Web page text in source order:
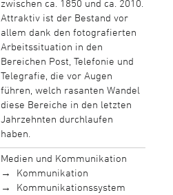
zwischen ca. 1850 und ca. 2010.
Attraktiv ist der Bestand vor
allem dank den fotografierten
Arbeitssituation in den
Bereichen Post, Telefonie und
Telegrafie, die vor Augen
führen, welch rasanten Wandel
diese Bereiche in den letzten
Jahrzehnten durchlaufen
haben.
Medien und Kommunikation
Kommunikation
Kommunikationssystem